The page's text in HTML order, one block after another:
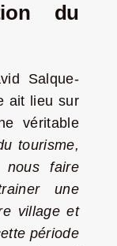
du
Salque-
ait lieu sur
véritable
tourisme,
faire
une
village et
période